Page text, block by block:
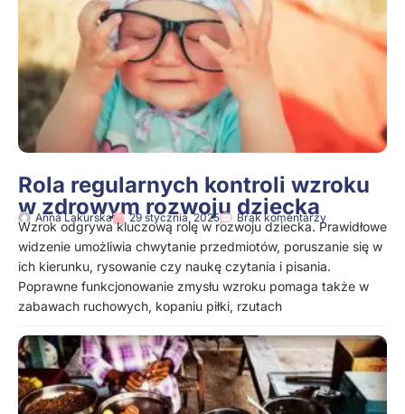
Rola regularnych kontroli wzroku
w zdrowym rozwoju dziecka
Anna Lakurska 29 stycznia, 2025 Brak komentarzy
Wzrok odgrywa kluczową rolę w rozwoju dziecka. Prawidłowe
widzenie umożliwia chwytanie przedmiotów, poruszanie się w
ich kierunku, rysowanie czy naukę czytania i pisania.
Poprawne funkcjonowanie zmysłu wzroku pomaga także w
zabawach ruchowych, kopaniu piłki, rzutach